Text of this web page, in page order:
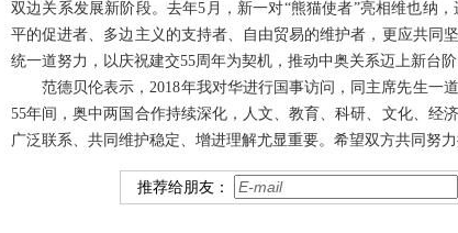
双边关系发展新阶段。去年5月，新一对“熊猫使者”亮相维也纳
平的促进者、多边主义的支持者、自由贸易的维护者，更应共同
统一道努力，以庆祝建交55周年为契机，推动中奥关系迈上新台
范德贝伦表示，2018年我对华进行国事访问，同主席先生一
55年间，奥中两国合作持续深化，人文、教育、科研、文化、经
广泛联系、共同维护稳定、增进理解尤显重要。希望双方共同努
推荐给朋友：